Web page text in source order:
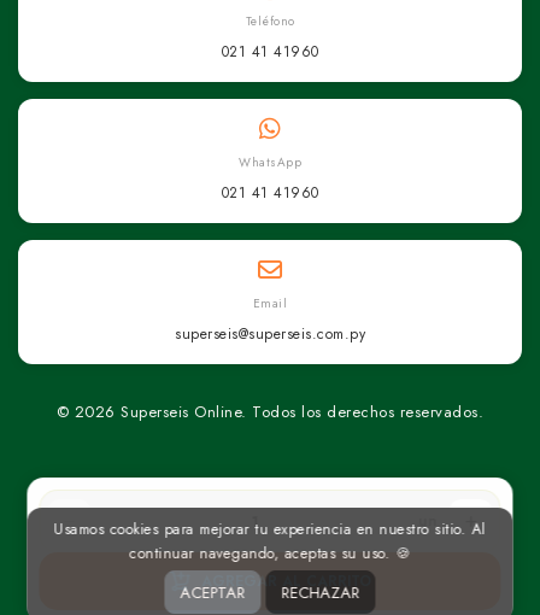
un
AGREGAR AL CARRITO
Teléfono
021 41 41960
WhatsApp
021 41 41960
Email
superseis@superseis.com.py
© 2026 Superseis Online. Todos los derechos reservados.
Usamos cookies para mejorar tu experiencia en nuestro sitio. Al
continuar navegando, aceptas su uso. 🍪
ACEPTAR RECHAZAR